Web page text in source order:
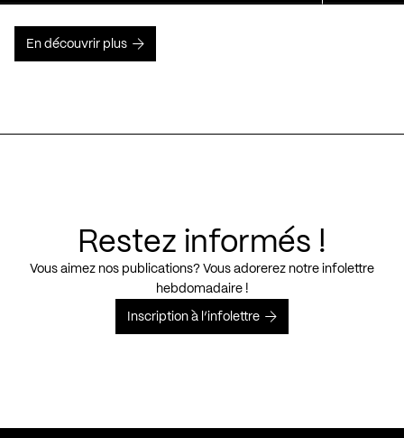
En découvrir plus
Restez informés !
Vous aimez nos publications? Vous adorerez notre infolettre
hebdomadaire !
Inscription à l’infolettre